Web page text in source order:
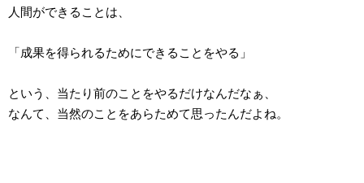
人間ができることは、
「成果を得られるためにできることをやる」
という、当たり前のことをやるだけなんだなぁ、
なんて、当然のことをあらためて思ったんだよね。